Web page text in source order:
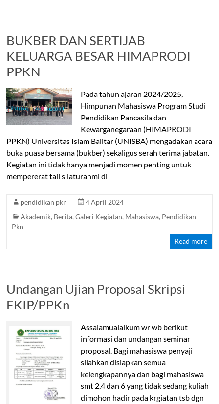
BUKBER DAN SERTIJAB
KELUARGA BESAR HIMAPRODI
PPKN
Pada tahun ajaran 2024/2025,
Himpunan Mahasiswa Program Studi
Pendidikan Pancasila dan
Kewarganegaraan (HIMAPRODI
PPKN) Universitas Islam Balitar (UNISBA) mengadakan acara
buka puasa bersama (bukber) sekaligus serah terima jabatan.
Kegiatan ini tidak hanya menjadi momen penting untuk
mempererat tali silaturahmi di
pendidikan pkn
4 April 2024
Akademik, Berita,Galeri Kegiatan, Mahasiswa, Pendidikan
Pkn
Read more
Undangan Ujian Proposal Skripsi
FKIP/PPKn
Assalamualaikum wr wb berikut
informasi dan undangan seminar
proposal. Bagi mahasiswa penyaji
silahkan disiapkan semua
kelengkapannya dan bagi mahasiswa
smt 2,4 dan 6 yang tidak sedang kuliah
dimohon hadir pada krgiatan tsb dgn